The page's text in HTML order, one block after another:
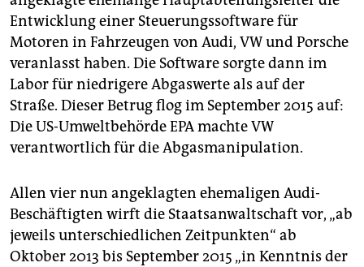
Entwicklung einer Steuerungssoftware für
Motoren in Fahrzeugen von Audi, VW und Porsche
veranlasst haben. Die Software sorgte dann im
Labor für niedrigere Abgaswerte als auf der
Straße. Dieser Betrug flog im September 2015 auf:
Die US-Umweltbehörde EPA machte VW
verantwortlich für die Abgasmanipulation.
Allen vier nun angeklagten ehemaligen Audi-
Beschäftigten wirft die Staatsanwaltschaft vor, „ab
jeweils unterschiedlichen Zeitpunkten“ ab
Oktober 2013 bis September 2015 „in Kenntnis der